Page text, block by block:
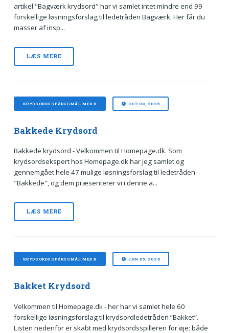
artikel "Bagværk krydsord" har vi samlet intet mindre end 99
forskellige løsningsforslag til ledetråden Bagværk. Her får du
masser af insp...
LÆS MERE
KRYDSORDSSPØRGSMÅL MED B OCT 08, 2025
Bakkede Krydsord
Bakkede krydsord - Velkommen til Homepage.dk. Som
krydsordsekspert hos Homepage.dk har jeg samlet og
gennemgået hele 47 mulige løsningsforslag til ledetråden
"Bakkede", og dem præsenterer vi i denne a...
LÆS MERE
KRYDSORDSSPØRGSMÅL MED B JAN 05, 2026
Bakket Krydsord
Velkommen til Homepage.dk - her har vi samlet hele 60
forskellige løsningsforslag til krydsordledetråden ”Bakket”.
Listen nedenfor er skabt med krydsordsspilleren for øje: både